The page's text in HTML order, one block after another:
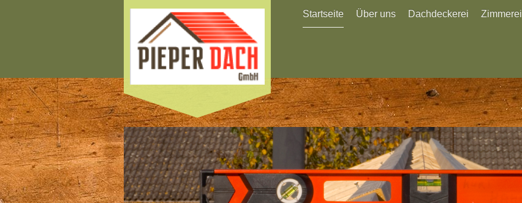
Startseite Über uns Dachdeckerei Zimmerei